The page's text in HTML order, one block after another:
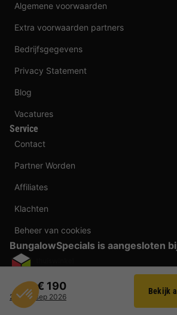
Filter
€ 190
20 - 21 sep 2026
Bekijk
Algemene voorwaarden
Extra voorwaarden partners
Bedrijfsgegevens
Privacy Statement
Blog
Vacatures
Service
Contact
Partner Worden
Affiliates
Klachten
Beheer van cookies
BungalowSpecials is aangesloten